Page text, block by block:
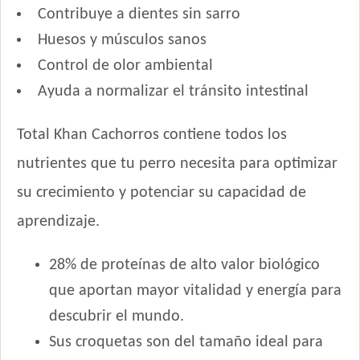
Pedigree Perro Cachorro Sabor Carne Y Pollo
Pro Plan Perro Cachorro Raza Grande
Pro Plan Perro Cachorro Raza Mediana
Pro Plan Perro Cachorro Raza Pequeña
Profesional Vet Premium Perro Cachorro Mordida Pequeña
Protemix Perro Cachorro
Pupy Food Perro Cachorro
Raza Perro Cachorro sabor Carne, Cereales y Leche
Royal Canin Perro Giant Junior
Royal Canin Perro Giant Puppy
Royal Canin Perro Giant Starter Mother & Babydog
Royal Canin Perro Maxi Puppy
Contribuye a dientes sin sarro
Huesos y músculos sanos
Control de olor ambiental
Ayuda a normalizar el tránsito intestinal
Total Khan Cachorros contiene todos los
nutrientes que tu perro necesita para optimizar
su crecimiento y potenciar su capacidad de
aprendizaje.
28% de proteínas de alto valor biológico
que aportan mayor vitalidad y energía para
descubrir el mundo.
Sus croquetas son del tamaño ideal para